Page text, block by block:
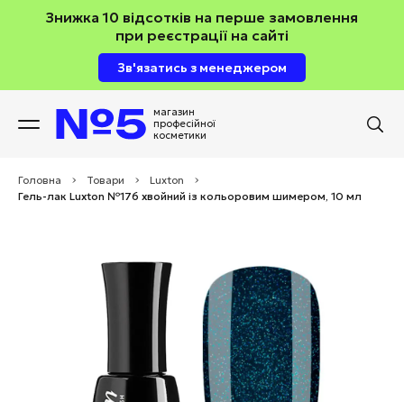
Знижка 10 відсотків на перше замовлення
при реєстрації на сайті
Зв'язатись з менеджером
магазин
професійної
косметики
Головна > Товари > Luxton
>
Гель-лак Luxton №176 хвойний із кольоровим шимером, 10 мл